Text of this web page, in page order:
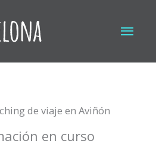
de viaje en Aviñón
en curso